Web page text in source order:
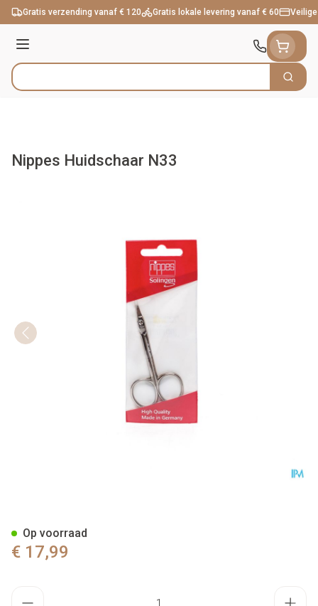
Ga naar de inhoud
Gratis verzending vanaf € 120 Gratis lokale levering vanaf € 60
Menu
Product, merk, categorie... Zoek
Nippes Huidschaar N33
€ 17,99
Op voorraad